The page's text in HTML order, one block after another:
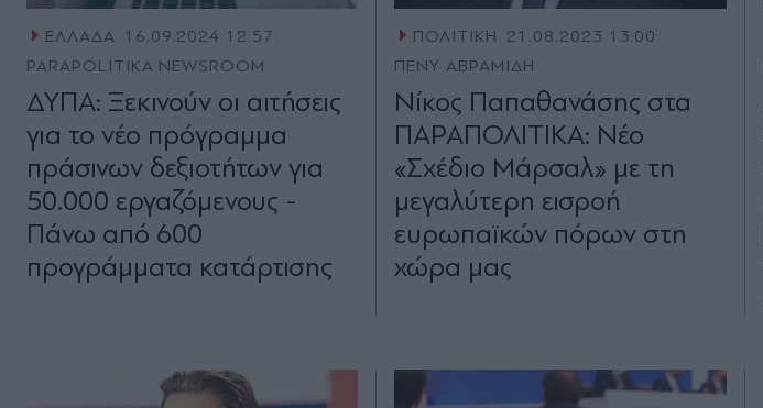
ΕΛΛΑΔΑ 16.09.2024 12:57
PARAPOLITIKA NEWSROOM
ΔΥΠΑ: Ξεκινούν οι αιτήσεις
για το νέο πρόγραμμα
πράσινων δεξιοτήτων για
50.000 εργαζόμενους -
Πάνω από 600
προγράμματα κατάρτισης
ΠΟΛΙΤΙΚΗ
21.08.2023 13:00
ΠΕΝΥ ΑΒΡΑΜΙΔΗ
Νίκος Παπαθανάσης στα
ΠΑΡΑΠΟΛΙΤΙΚΑ: Νέο
«Σχέδιο Μάρσαλ» με τη
μεγαλύτερη εισροή
ευρωπαϊκών πόρων στη
χώρα μας